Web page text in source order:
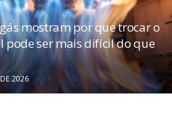
mostram por que trocar o
pode ser mais difícil do que
2026